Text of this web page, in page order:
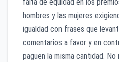
hombres y las mujeres
igualdad con frases que
comentarios a favor y en
paguen la misma cantidad.